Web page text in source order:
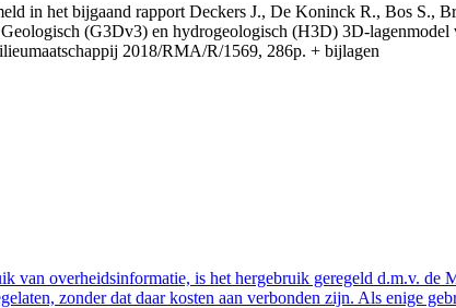
in het bijgaand rapport Deckers J., De Koninck R., Bos
(G3Dv3) en hydrogeologisch (H3D) 3D-
2018/RMA/R/1569, 286p. + bijlagen
van overheidsinformatie, is het hergebruik geregeld d.m.v.
zonder dat daar kosten aan verbonden zijn. Als enige